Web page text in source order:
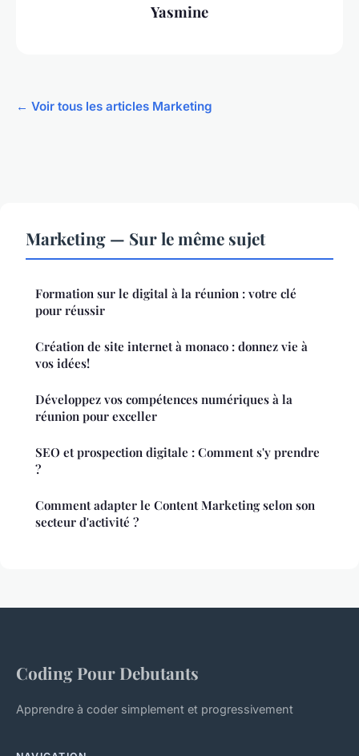
Yasmine
← Voir tous les articles Marketing
Marketing — Sur le même sujet
Formation sur le digital à la réunion : votre clé
pour réussir
Création de site internet à monaco : donnez vie à
vos idées!
Développez vos compétences numériques à la
réunion pour exceller
SEO et prospection digitale : Comment s'y prendre
?
Comment adapter le Content Marketing selon son
secteur d'activité ?
Coding Pour Debutants
Apprendre à coder simplement et progressivement